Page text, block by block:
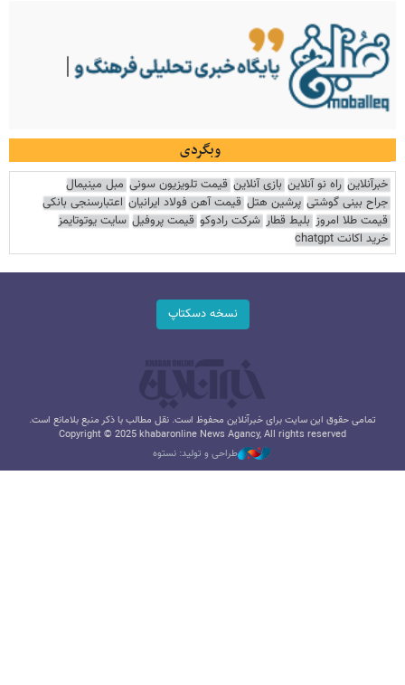
وبگردی
خبرآنلاین راه نو آنلاین بازی آنلاین قیمت تلویزیون سونی مبل مینیمال
جراح بینی گوشتی پرشین هتل قیمت آهن فولاد ایرانیان اعتبارسنجی بانکی
قیمت طلا امروز بلیط قطار شرکت رادوکو قیمت پروفیل سایت یوتوتایمز
خرید اکانت chatgpt
نسخه دسکتاپ
تمامی حقوق این سایت برای خبرآنلاین محفوظ است. نقل مطالب با ذکر منبع بلامانع است.
Copyright © 2025 khabaronline News Agancy, All rights reserved
طراحی و تولید: نستوه